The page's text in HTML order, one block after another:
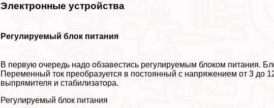
Электронные устройства
Регулируемый блок питания
В первую очередь надо обзавестись регулируемым блоком питания.
Переменный ток преобразуется в постоянный с напряжением от 3 до
выпрямителя и стабилизатора.
Регулируемый блок питания